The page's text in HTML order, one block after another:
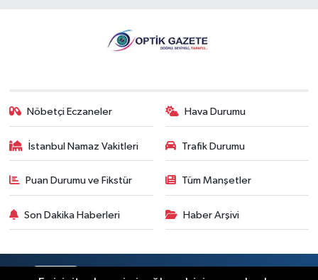
Nöbetçi Eczaneler Hava Durumu
İstanbul Namaz Vakitleri Trafik Durumu
Puan Durumu ve Fikstür Tüm Manşetler
Son Dakika Haberleri Haber Arşivi
RSS Copyright © 2026. Her hakkı saklıdır.